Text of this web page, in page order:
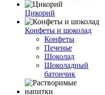
Цикорий
Конфеты и шоколад
Конфеты
Печенье
Шоколад
Шоколадный
батончик